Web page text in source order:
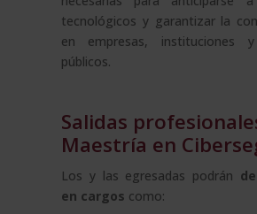
tecnológicos y garantizar la
en empresas, instituciones
públicos.
Salidas
Maestría en
Los y las egresadas podrán
en cargos como: